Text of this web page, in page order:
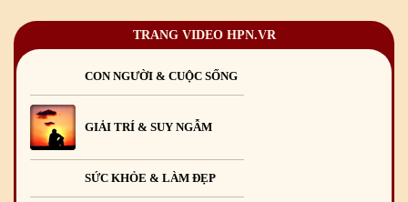
TRANG VIDEO HPN.VR
CON NGƯỜI & CUỘC SỐNG
GIẢI TRÍ & SUY NGẪM
SỨC KHỎE & LÀM ĐẸP